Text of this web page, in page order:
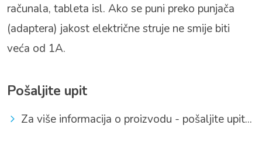
računala, tableta isl. Ako se puni preko punjača
(adaptera) jakost električne struje ne smije biti
veća od 1A.
Pošaljite upit
Za više informacija o proizvodu - pošaljite upit...